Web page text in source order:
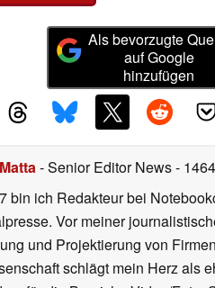
Als bevorzugte
auf Google
hinzufügen
- Senior Editor News-
bin ich Redakteur bei
Vor meiner
und Projektierung von
schlägt mein Herz als